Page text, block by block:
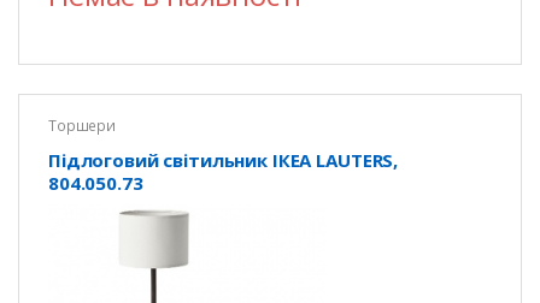
Торшери
Підлоговий світильник ІКЕА LAUTERS,
804.050.73